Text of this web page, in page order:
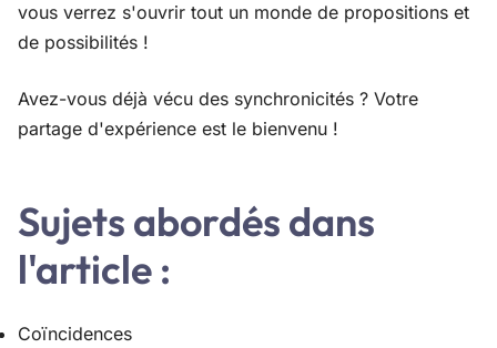
vous verrez s'ouvrir tout un monde de propositions et
de possibilités !
Avez-vous déjà vécu des synchronicités ? Votre
partage d'expérience est le bienvenu !
Sujets abordés dans
l'article :
Coïncidences